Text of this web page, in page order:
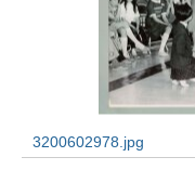
3200602978.jpg